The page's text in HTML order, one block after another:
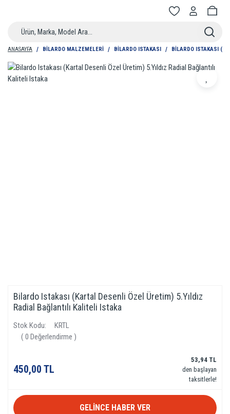
ANASAYFA BILARDO MALZEMELERI BILARDO ISTAKASI BILARDO ISTAKASI
Bilardo Istakası (Kartal Desenli Özel Üretim) 5.Yıldız
Radial Bağlantılı Kaliteli Istaka
Stok Kodu
KRTL
( 0 Değerlendirme )
450,00 TL
53,94 TL
den başlayan
taksitlerle!
GELİNCE HABER VER